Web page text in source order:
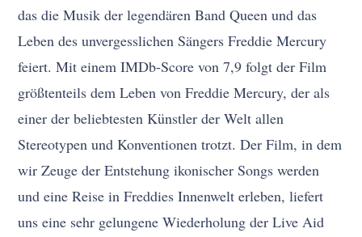
das die Musik der legendären Band Queen und das
Leben des unvergesslichen Sängers Freddie Mercury
feiert. Mit einem IMDb-Score von 7,9 folgt der Film
größtenteils dem Leben von Freddie Mercury, der als
einer der beliebtesten Künstler der Welt allen
Stereotypen und Konventionen trotzt. Der Film, in dem
wir Zeuge der Entstehung ikonischer Songs werden
und eine Reise in Freddies Innenwelt erleben, liefert
uns eine sehr gelungene Wiederholung der Live Aid